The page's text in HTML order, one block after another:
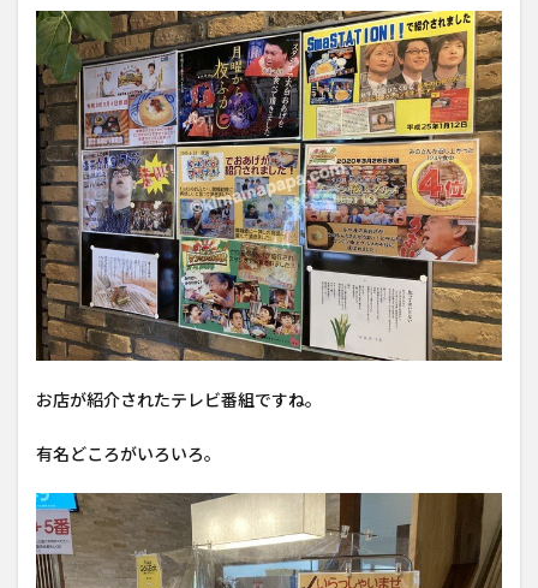
お店が紹介されたテレビ番組ですね。
有名どころがいろいろ。